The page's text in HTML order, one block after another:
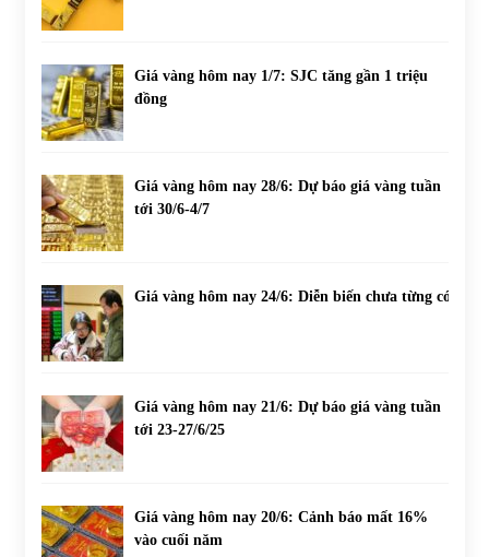
Giá vàng hôm nay 1/7: SJC tăng gần 1 triệu
đồng
Giá vàng hôm nay 28/6: Dự báo giá vàng tuần
tới 30/6-4/7
Giá vàng hôm nay 24/6: Diễn biến chưa từng có
Giá vàng hôm nay 21/6: Dự báo giá vàng tuần
tới 23-27/6/25
Giá vàng hôm nay 20/6: Cảnh báo mất 16%
vào cuối năm